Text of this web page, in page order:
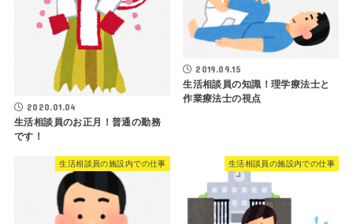
2020.01.04
生活相談員のお正月！普通の勤務
です！
2019.09.15
生活相談員の知識！理学療法士と
作業療法士の視点
生活相談員の施設内での仕事 生活相談員の施設内での仕事